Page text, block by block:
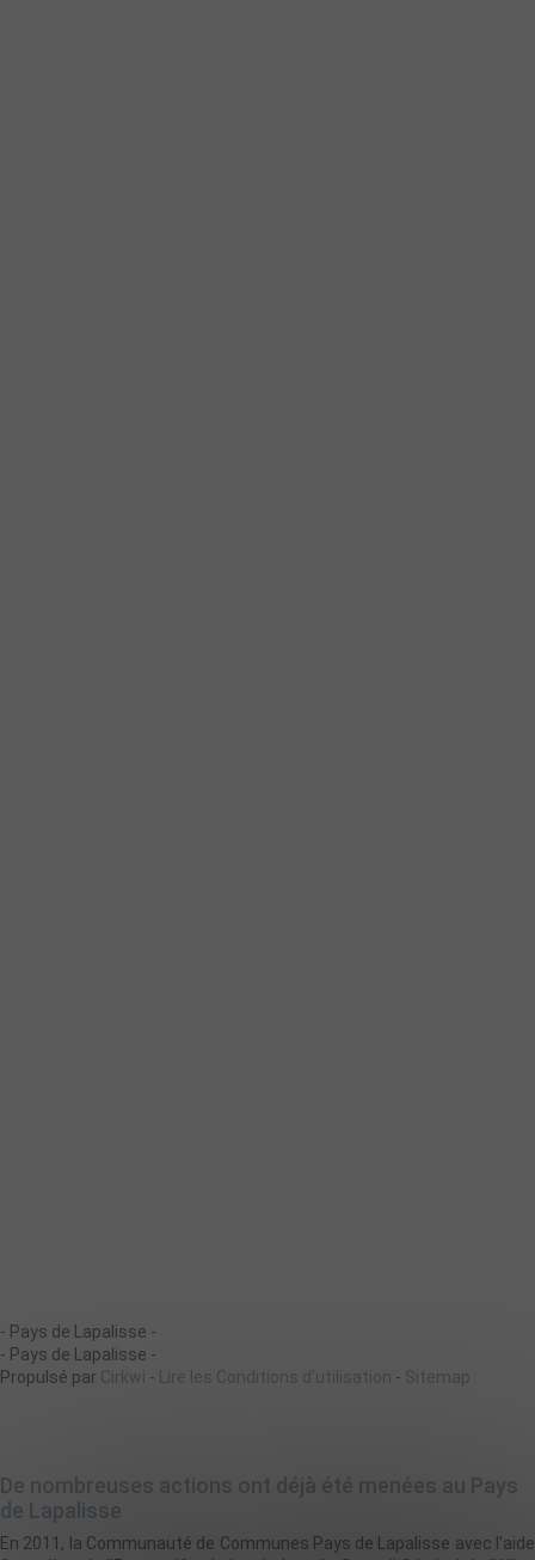
- Pays de Lapalisse -
- Pays de Lapalisse -
Propulsé par Cirkwi - Lire les Conditions d'utilisation - Sitemap
De nombreuses actions ont déjà été menées au Pays
de Lapalisse
En 2011, la Communauté de Communes Pays de Lapalisse avec l'aide